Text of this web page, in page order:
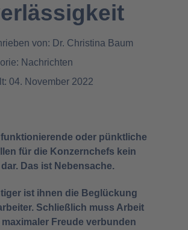
von: Dr. Christina Baum
Nachrichten
04. November 2022
oder pünktliche
für die Konzernchefs kein
Das ist Nebensache.
ist ihnen die Beglückung
Schließlich muss Arbeit
Freude verbunden